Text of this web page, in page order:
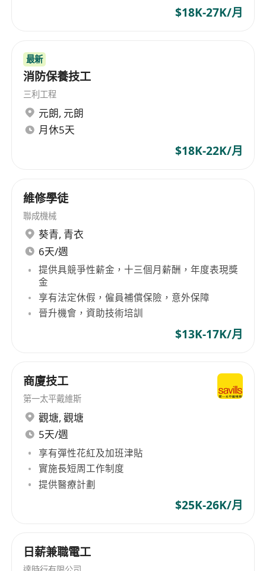
$18K-27K/月
最新
消防保養技工
三利工程
元朗, 元朗
月休5天
$18K-22K/月
維修學徒
聯成機械
葵青, 青衣
6天/週
提供具競爭性薪金，十三個月薪酬，年度表現獎
金
享有法定休假，僱員補償保險，意外保障
晉升機會，資助技術培訓
$13K-17K/月
商廈技工
第一太平戴維斯
觀塘, 觀塘
5天/週
享有彈性花紅及加班津貼
實施長短周工作制度
提供醫療計劃
$25K-26K/月
日薪兼職電工